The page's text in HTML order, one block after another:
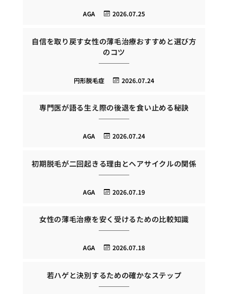
2026.07.25
AGA
自信を取り戻す女性の薄毛治療おすすめと選び方
のコツ
2026.07.24
円形脱毛症
専門医が語る生え際の後退を食い止める秘訣
2026.07.24
AGA
初期脱毛が二回起きる理由とヘアサイクルの関係
2026.07.19
AGA
女性の薄毛治療を安く受けるための比較知識
2026.07.18
AGA
若ハゲと決別するための確かなステップ